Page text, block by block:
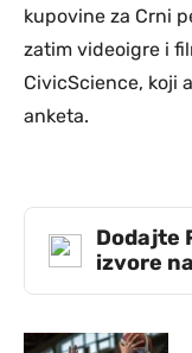
kupovine za Crni
zatim videoigre i
CivicScience, koji
anketa.
Dodajte
izvore